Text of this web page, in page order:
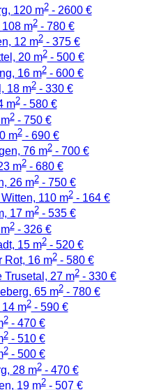
120 m2- 2600 €
m2- 780 €
12 m2- 375 €
20 m2- 500 €
16 m2- 600 €
18 m2- 330 €
m2- 580 €
2- 750 €
m2- 690 €
76 m2- 700 €
m2- 680 €
26 m2- 750 €
110 m2- 164 €
17 m2- 535 €
2- 326 €
15 m2- 520 €
Rot, 16 m2- 580 €
Trusetal, 27 m2- 330 €
65 m2- 780 €
m2- 590 €
2- 470 €
2- 510 €
2- 500 €
28 m2- 470 €
19 m2- 507 €